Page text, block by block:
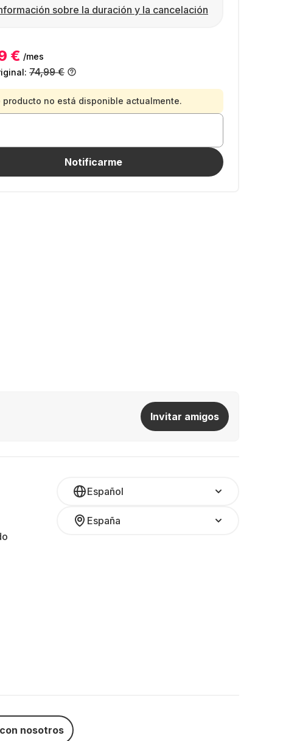
sobre la duración y la cancelación
€ /mes
74,99 €
producto no está disponible actualmente.
Notificarme
Invitar amigos
Español
España
nosotros